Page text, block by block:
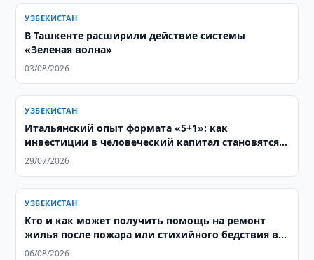
УЗБЕКИСТАН
В Ташкенте расширили действие системы
«Зеленая волна»
03/08/2026
УЗБЕКИСТАН
Итальянский опыт формата «5+1»: как
инвестиции в человеческий капитал становятся
основой стратегического партнерства с
29/07/2026
УЗБЕКИСТАН
Кто и как может получить помощь на ремонт
жилья после пожара или стихийного бедствия в
Узбекистане
06/08/2026